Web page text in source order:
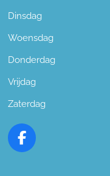
Dinsdag
Woensdag
Donderdag
Vrijdag
Zaterdag
F